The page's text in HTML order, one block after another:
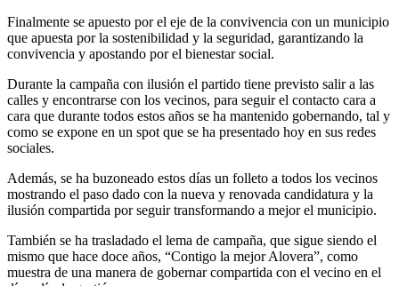
Finalmente se apuesto por el eje de la convivencia con un municipio
que apuesta por la sostenibilidad y la seguridad, garantizando la
convivencia y apostando por el bienestar social.
Durante la campaña con ilusión el partido tiene previsto salir a las
calles y encontrarse con los vecinos, para seguir el contacto cara a
cara que durante todos estos años se ha mantenido gobernando, tal y
como se expone en un spot que se ha presentado hoy en sus redes
sociales.
Además, se ha buzoneado estos días un folleto a todos los vecinos
mostrando el paso dado con la nueva y renovada candidatura y la
ilusión compartida por seguir transformando a mejor el municipio.
También se ha trasladado el lema de campaña, que sigue siendo el
mismo que hace doce años, “Contigo la mejor Alovera”, como
muestra de una manera de gobernar compartida con el vecino en el